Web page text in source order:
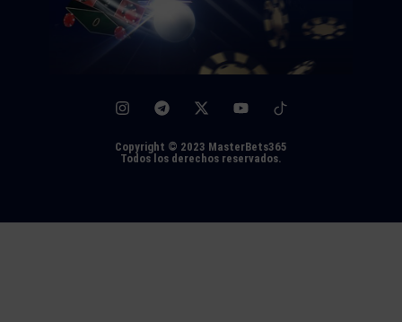
Copyright © 2023 MasterBets365
Todos los derechos reservados.